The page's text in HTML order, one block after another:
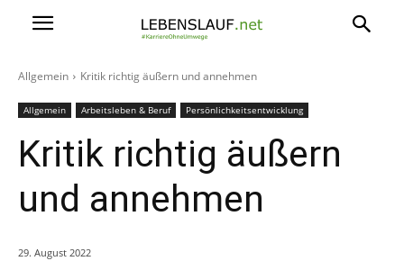
Allgemein Kritik richtig äußern und annehmen
Allgemein Arbeitsleben & Beruf Persönlichkeitsentwicklung
Kritik richtig äußern
und annehmen
29. August 2022